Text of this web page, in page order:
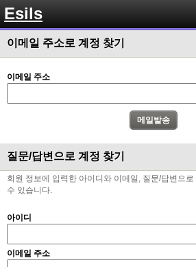
Esils
이메일 주소로 계정 찾기
이메일 주소
질문/답변으로 계정 찾기
회원 정보에 입력한 아이디와 이메일, 질문/답변으
수 있습니다.
아이디
이메일 주소
채팅치믄 바로 반영 정상 ㅋ
접속자는 ip당 1명인가 보네요. 다른 브로우저로
esils
음
나가도 3이네 하핫 ...
고게임77
esils
고게임77